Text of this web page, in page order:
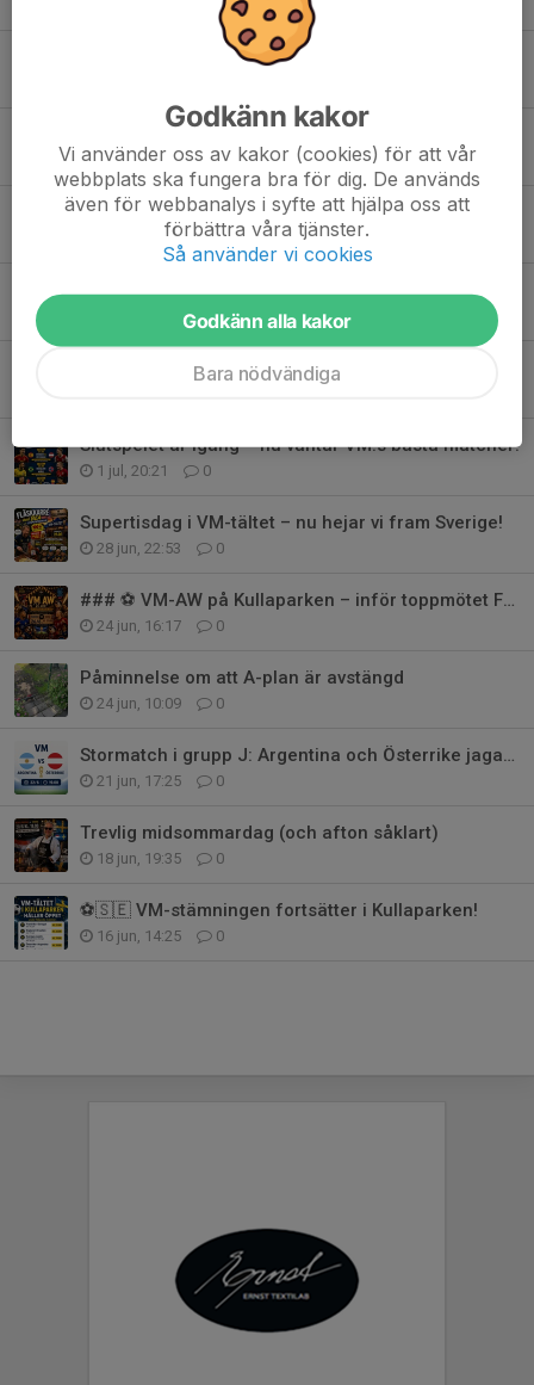
Finalveckan är här – nu avgörs VM!
9 jul, 20:18 0
Fredag i VM-tältet - Spanien - Belgien
8 jul, 21:29 0
Sommarhälsning
0
HÖSTSERIERNA 2026
Slutspelet är igång – nu väntar VM:s bästa matcher!
1 jul, 20:21 0
Supertisdag i VM-tältet – nu hejar vi fram Sverige!
28 jun, 22:53 0
### ⚽ VM-AW på Kullaparken – inför toppmötet Frankrike vs Norge
24 jun, 16:17 0
Påminnelse om att A-plan är avstängd
24 jun, 10:09 0
Stormatch i grupp J: Argentina och Österrike jagar slutspelsplats
21 jun, 17:25 0
Trevlig midsommardag (och afton såklart)
18 jun, 19:35 0
⚽🇸🇪 VM-stämningen fortsätter i Kullaparken!
16 jun, 14:25 0
Godkänn kakor
Vi använder oss av kakor (cookies) för att vår
webbplats ska fungera bra för dig. De används
även för webbanalys i syfte att hjälpa oss att
förbättra våra tjänster.
Så använder vi cookies
Godkänn alla kakor
Bara nödvändiga